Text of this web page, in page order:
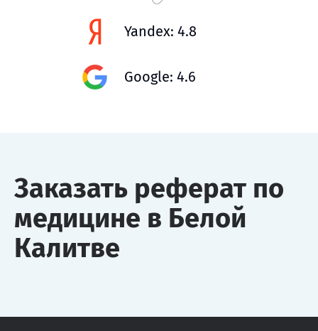
Yandex: 4.8
Google: 4.6
Заказать реферат по
медицине в Белой
Калитве